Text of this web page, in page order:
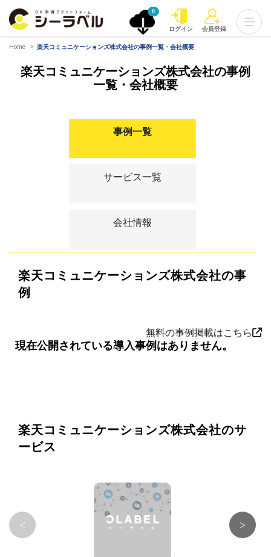
0
ログイン 会員登録
Home 楽天コミュニケーションズ株式会社の事例一覧・会社概要
楽天コミュニケーションズ株式会社の事例
一覧・会社概要
事例一覧
サービス一覧
会社情報
楽天コミュニケーションズ株式会社の事
例
無料の事例掲載はこちら
現在公開されている導入事例はありません。
楽天コミュニケーションズ株式会社のサ
ービス
< >